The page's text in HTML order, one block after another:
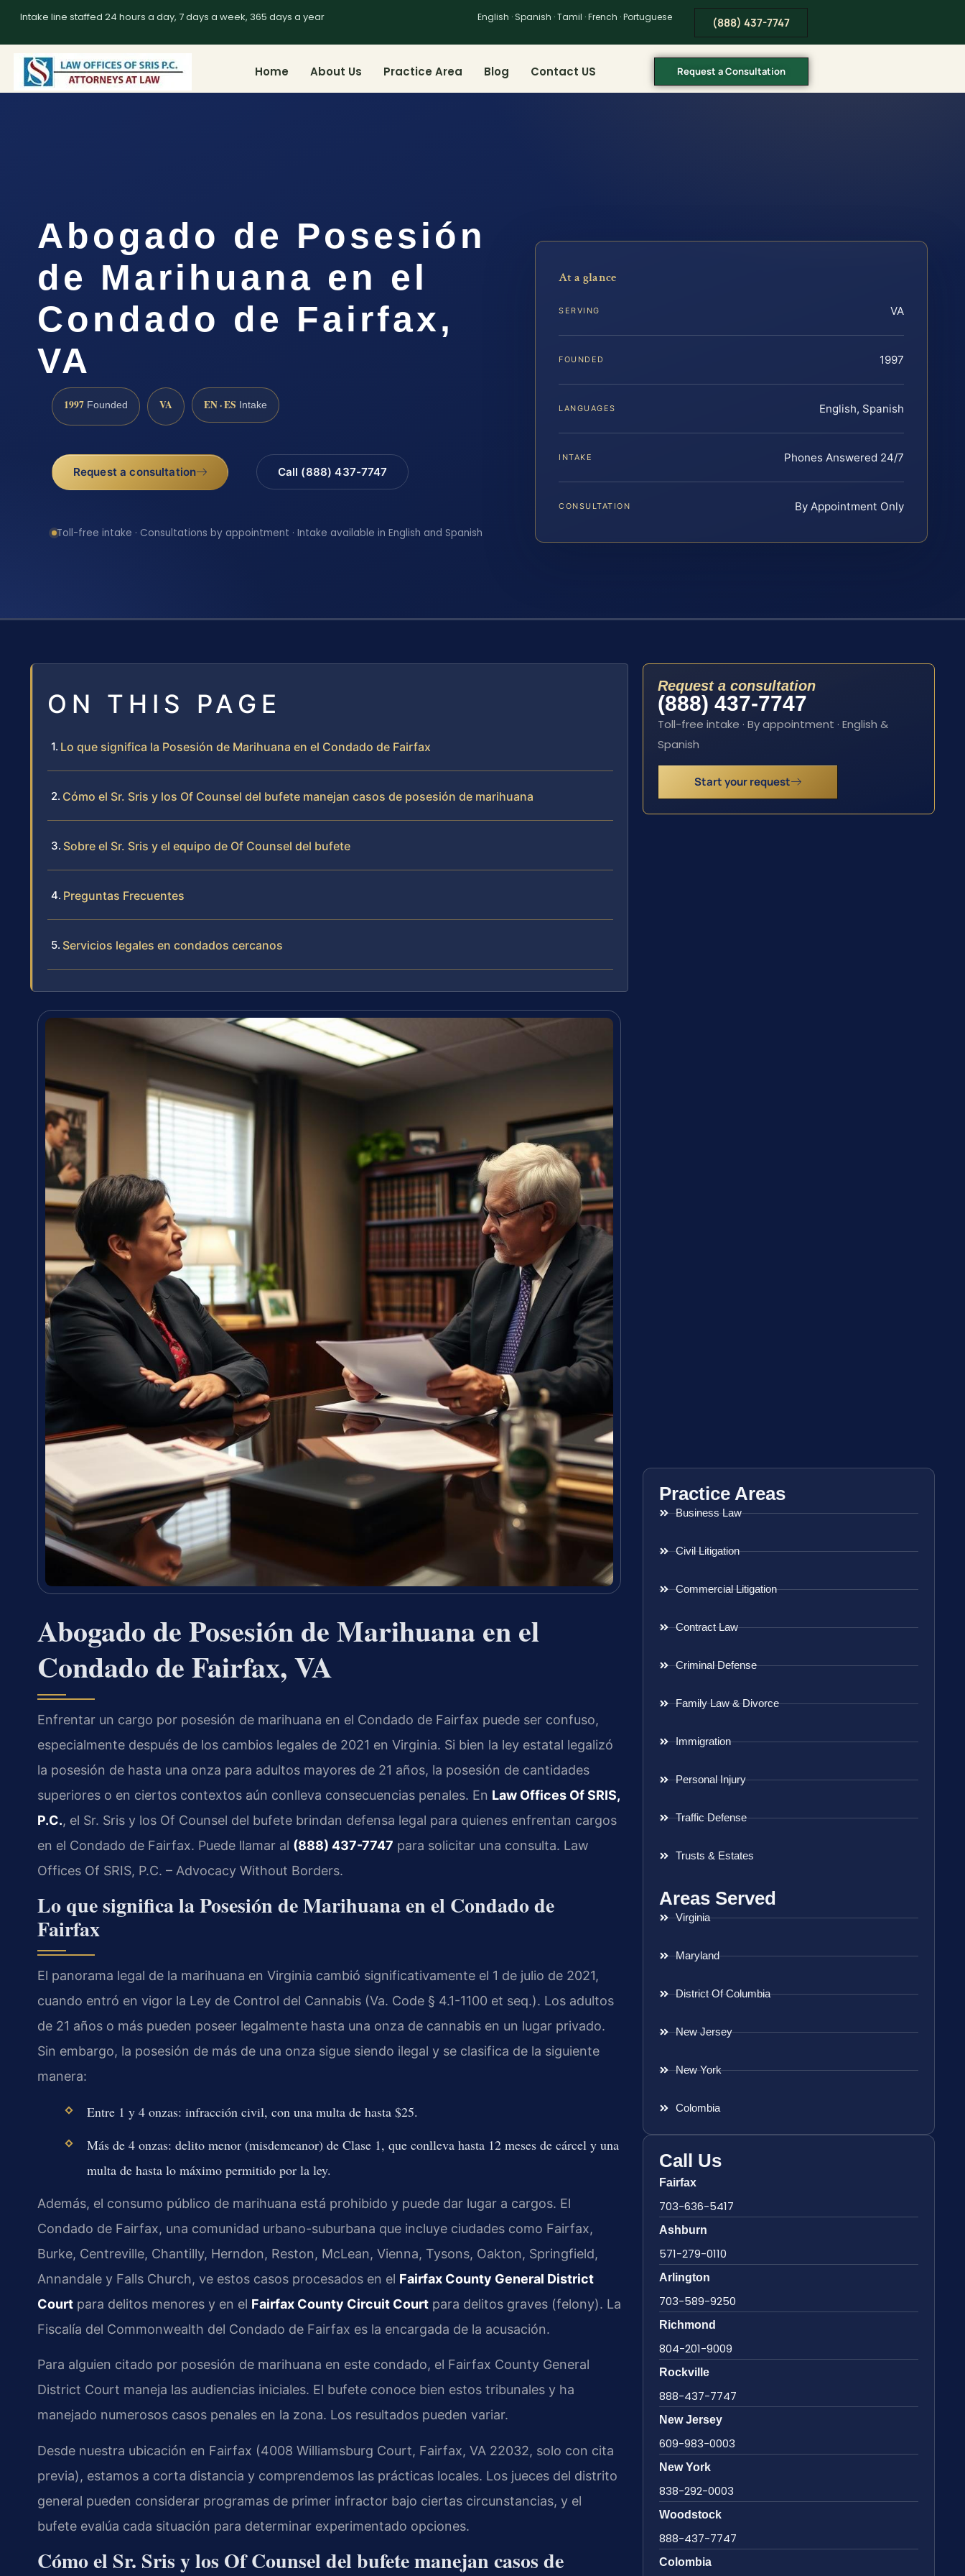
Intake line staffed 24 hours a day, 7 days a week, 365 days a year English · Spanish · Tamil · French · Portuguese (888) 437-7747
Home About Us Practice Area Blog Contact US Request a Consultation
Abogado de Posesión
de Marihuana en el
Condado de Fairfax,
VA
1997 Founded VA EN · ES Intake
Request a consultation Call (888) 437-7747
Toll-free intake · Consultations by appointment · Intake available in English and Spanish
At a glance
SERVING VA
FOUNDED 1997
LANGUAGES English, Spanish
INTAKE Phones Answered 24/7
CONSULTATION By Appointment Only
ON THIS PAGE
Lo que significa la Posesión de Marihuana en el Condado de Fairfax
Cómo el Sr. Sris y los Of Counsel del bufete manejan casos de posesión de marihuana
Sobre el Sr. Sris y el equipo de Of Counsel del bufete
Preguntas Frecuentes
Servicios legales en condados cercanos
Abogado de Posesión de Marihuana en el
Condado de Fairfax, VA
Enfrentar un cargo por posesión de marihuana en el Condado de Fairfax puede ser confuso,
especialmente después de los cambios legales de 2021 en Virginia. Si bien la ley estatal legalizó
la posesión de hasta una onza para adultos mayores de 21 años, la posesión de cantidades
superiores o en ciertos contextos aún conlleva consecuencias penales. En Law Offices Of SRIS,
P.C., el Sr. Sris y los Of Counsel del bufete brindan defensa legal para quienes enfrentan cargos
en el Condado de Fairfax. Puede llamar al (888) 437-7747 para solicitar una consulta. Law
Offices Of SRIS, P.C. – Advocacy Without Borders.
Lo que significa la Posesión de Marihuana en el Condado de
Fairfax
El panorama legal de la marihuana en Virginia cambió significativamente el 1 de julio de 2021,
cuando entró en vigor la Ley de Control del Cannabis (Va. Code § 4.1-1100 et seq.). Los adultos
de 21 años o más pueden poseer legalmente hasta una onza de cannabis en un lugar privado.
Sin embargo, la posesión de más de una onza sigue siendo ilegal y se clasifica de la siguiente
manera:
Entre 1 y 4 onzas: infracción civil, con una multa de hasta $25.
Más de 4 onzas: delito menor (misdemeanor) de Clase 1, que conlleva hasta 12 meses de cárcel y una
multa de hasta lo máximo permitido por la ley.
Además, el consumo público de marihuana está prohibido y puede dar lugar a cargos. El
Condado de Fairfax, una comunidad urbano-suburbana que incluye ciudades como Fairfax,
Burke, Centreville, Chantilly, Herndon, Reston, McLean, Vienna, Tysons, Oakton, Springfield,
Annandale y Falls Church, ve estos casos procesados en el Fairfax County General District
Court para delitos menores y en el Fairfax County Circuit Court para delitos graves (felony). La
Fiscalía del Commonwealth del Condado de Fairfax es la encargada de la acusación.
Para alguien citado por posesión de marihuana en este condado, el Fairfax County General
District Court maneja las audiencias iniciales. El bufete conoce bien estos tribunales y ha
manejado numerosos casos penales en la zona. Los resultados pueden variar.
Desde nuestra ubicación en Fairfax (4008 Williamsburg Court, Fairfax, VA 22032, solo con cita
previa), estamos a corta distancia y comprendemos las prácticas locales. Los jueces del distrito
general pueden considerar programas de primer infractor bajo ciertas circunstancias, y el
bufete evalúa cada situación para determinar experimentado opciones.
Cómo el Sr. Sris y los Of Counsel del bufete manejan casos de
Request a consultation
(888) 437-7747
Toll-free intake · By appointment · English &
Spanish
Start your request
Practice Areas
Business Law
Civil Litigation
Commercial Litigation
Contract Law
Criminal Defense
Family Law & Divorce
Immigration
Personal Injury
Traffic Defense
Trusts & Estates
Areas Served
Virginia
Maryland
District Of Columbia
New Jersey
New York
Colombia
Call Us
Fairfax
703-636-5417
Ashburn
571-279-0110
Arlington
703-589-9250
Richmond
804-201-9009
Rockville
888-437-7747
New Jersey
609-983-0003
New York
838-292-0003
Woodstock
888-437-7747
Colombia